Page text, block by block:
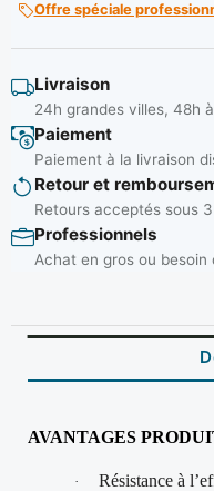
Offre spéciale
Livraison
24h grandes villes, 48h
Paiement
Paiement à la livraison
Retour et
Retours acceptés sous
Professionnels
Achat en gros ou
AVANTAGES
· Résistance à